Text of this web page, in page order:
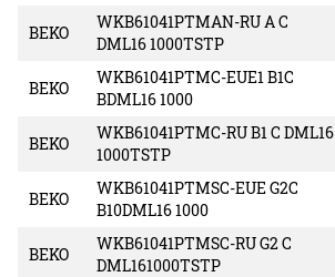
BEKO
WKB61041PTMAN-RU A C
DML16 1000TSTP
BEKO
WKB61041PTMC-EUE1 B1C
BDML16 1000
BEKO
WKB61041PTMC-RU B1 C DML16
1000TSTP
BEKO
WKB61041PTMSC-EUE G2C
B10DML16 1000
BEKO
WKB61041PTMSC-RU G2 C
DML161000TSTP